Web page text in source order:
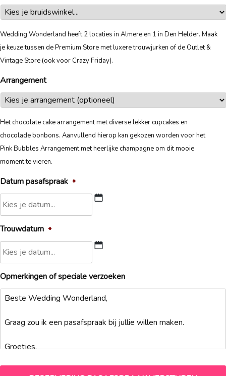
Wedding Wonderland heeft 2 locaties in Almere en 1 in Den Helder. Maak
je keuze tussen de Premium Store met luxere trouwjurken of de Outlet &
Vintage Store (ook voor Crazy Friday).
Arrangement
Het chocolate cake arrangement met diverse lekker cupcakes en
chocolade bonbons. Aanvullend hierop kan gekozen worden voor het
Pink Bubbles Arrangement met heerlijke champagne om dit mooie
moment te vieren.
Datum pasafspraak *
slash
MM
slash
JJJJ
Trouwdatum *
slash
MM
JJJJ
Opmerkingen of speciale verzoeken